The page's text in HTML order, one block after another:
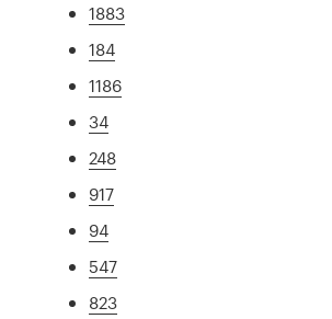
1883
184
1186
34
248
917
94
547
823